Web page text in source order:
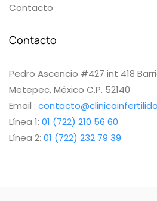
Contacto
Contacto
Pedro Ascencio #427 int 418
Metepec, México C.P. 52140
Email :
Línea 1: 01 (722) 210 56 60
Línea 2: 01 (722) 232 79 39